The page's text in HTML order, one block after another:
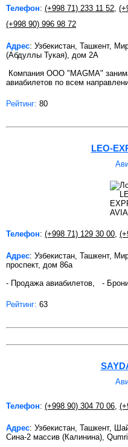
Телефон: (+998 71) 233 11 52,
(+998 90) 996 98 72
Адрес: Узбекистан, Ташкент,
(Абдуллы Тукая), дом 2А
Компания OOO "MAGMA"
авиабилетов по всем
Рейтинг: 80
LEO-
Телефон: (+998 71) 129 30 00,
Адрес: Узбекистан, Ташкент,
проспект, дом 86а
- Продажа авиабилетов, -
Рейтинг: 63
Телефон: (+998 90) 304 70 06
Адрес: Узбекистан, Ташкент,
Сина-2 массив (Калинина),